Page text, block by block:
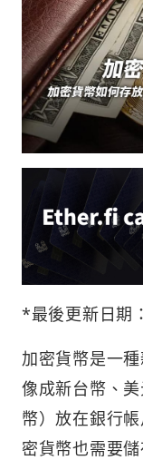
*最後更新日期
加密貨幣是一
像成新台幣、
幣）放在銀行
密貨幣也需要